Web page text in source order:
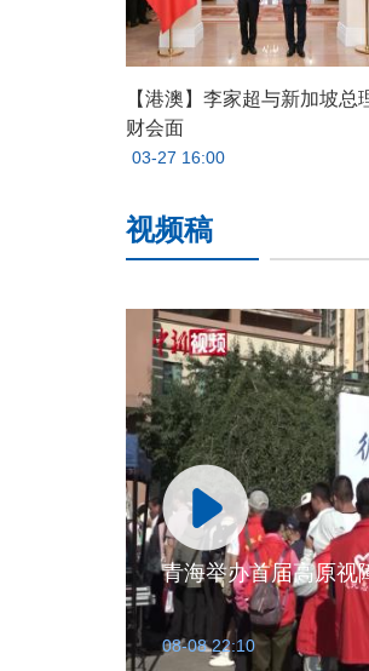
【港澳】李家超与新加坡总
财会面
03-27 16:00
视频稿
青海举办首届高原视
08-08 22:10